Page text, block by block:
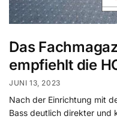
Das
empfiehlt die
JUNI 13, 2023
Nach der Einrichtung mit
Bass deutlich direkter und